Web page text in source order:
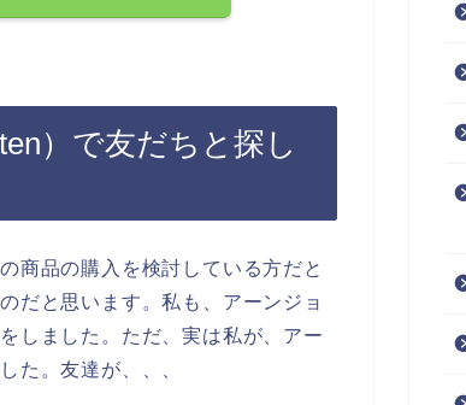
）で友だちと探し
商品の購入を検討している方だと
だと思います。私も、アーンジョ
しました。ただ、実は私が、アー
た。友達が、、、